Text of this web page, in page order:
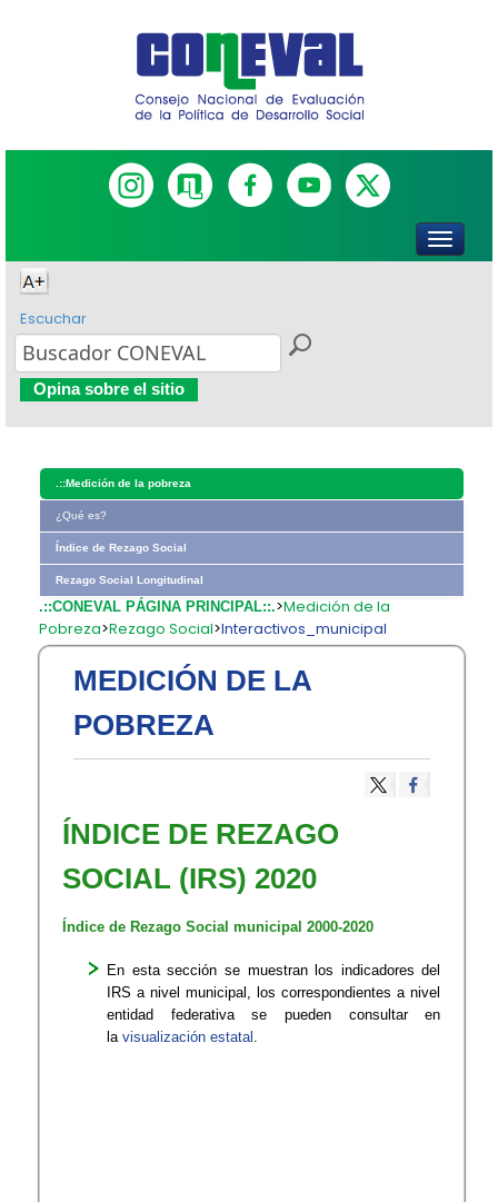
Escuchar
Opina sobre el sitio
.::Medición de la pobreza
¿Qué es?
Índice de Rezago Social
Rezago Social Longitudinal
.::CONEVAL PÁGINA PRINCIPAL::.>Medición de la
Pobreza>Rezago Social>Interactivos_municipal
MEDICIÓN DE LA
POBREZA
ÍNDICE DE REZAGO
SOCIAL (IRS) 2020
Índice de Rezago Social municipal 2000-2020
En esta sección se muestran los indicadores del
IRS a nivel municipal, los correspondientes a nivel
entidad federativa se pueden consultar en
lavisualización estatal .